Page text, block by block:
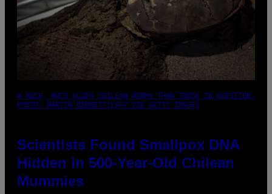
A MUCH, MUCH OLDER CHILEAN MUMMY THAN THOSE IN QUESTION.
PHOTO: MARTIN BERNETTI/AFP VIA GETTY IMAGES
Scientists Found Smallpox DNA
Hidden in 500-Year-Old Chilean
Mummies